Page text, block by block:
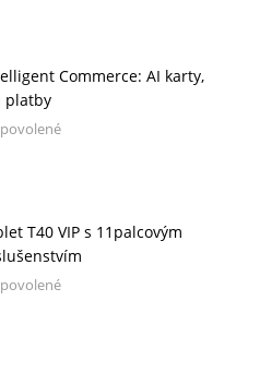
Commerce: AI karty,
platby
T40 VIP s 11palcovým